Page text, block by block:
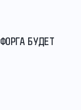
БУДЕТ